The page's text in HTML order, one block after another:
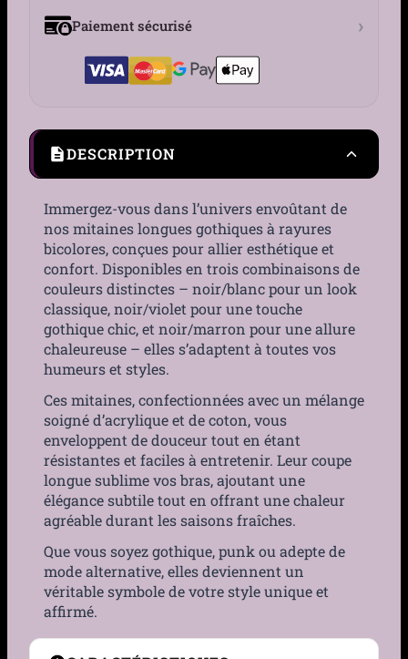
Paiement sécurisé ›
DESCRIPTION
Immergez-vous dans l’univers envoûtant de
nos mitaines longues gothiques à rayures
bicolores, conçues pour allier esthétique et
confort. Disponibles en trois combinaisons de
couleurs distinctes – noir/blanc pour un look
classique, noir/violet pour une touche
gothique chic, et noir/marron pour une allure
chaleureuse – elles s’adaptent à toutes vos
humeurs et styles.
Ces mitaines, confectionnées avec un mélange
soigné d’acrylique et de coton, vous
enveloppent de douceur tout en étant
résistantes et faciles à entretenir. Leur coupe
longue sublime vos bras, ajoutant une
élégance subtile tout en offrant une chaleur
agréable durant les saisons fraîches.
Que vous soyez gothique, punk ou adepte de
mode alternative, elles deviennent un
véritable symbole de votre style unique et
affirmé.